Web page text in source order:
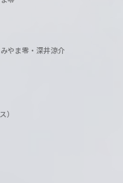
やま零・深井涼介
）